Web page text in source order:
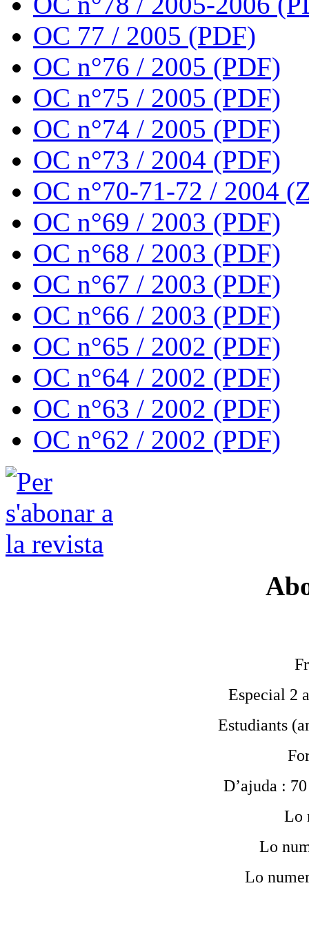
OC 77 / 2005 (PDF)
OC n°76 / 2005 (PDF)
OC n°75 / 2005 (PDF)
OC n°74 / 2005 (PDF)
OC n°73 / 2004 (PDF)
OC n°70-71-72 / 2004
OC n°69 / 2003 (PDF)
OC n°68 / 2003 (PDF)
OC n°67 / 2003 (PDF)
OC n°66 / 2003 (PDF)
OC n°65 / 2002 (PDF)
OC n°64 / 2002 (PDF)
OC n°63 / 2002 (PDF)
OC n°62 / 2002 (PDF)
Especial 2
Estudiants
D’ajuda :
Lo
Lo
Lo